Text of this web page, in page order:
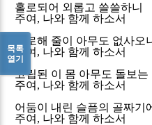
홀로되어 외롭고 쓸쓸하니
주여 , 나와 함께 하소서
위로해 줄이 아무도 없사오
주여 , 나와 함께 하소서
고립된 이 몸 아무도 돌보는
주여 , 나와 함께 하소서
어둠이 내린 슬픔의 골짜기
주여 , 나와 함께 하소서
목록
열기